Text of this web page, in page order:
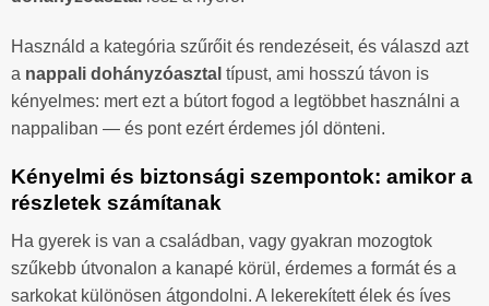
Használd a kategória szűrőit és rendezéseit, és válaszd azt
a nappali dohányzóasztal típust, ami hosszú távon is
kényelmes: mert ezt a bútort fogod a legtöbbet használni a
nappaliban — és pont ezért érdemes jól dönteni.
Kényelmi és biztonsági szempontok: amikor a
részletek számítanak
Ha gyerek is van a családban, vagy gyakran mozogtok
szűkebb útvonalon a kanapé körül, érdemes a formát és a
sarkokat különösen átgondolni. A lekerekített élek és íves